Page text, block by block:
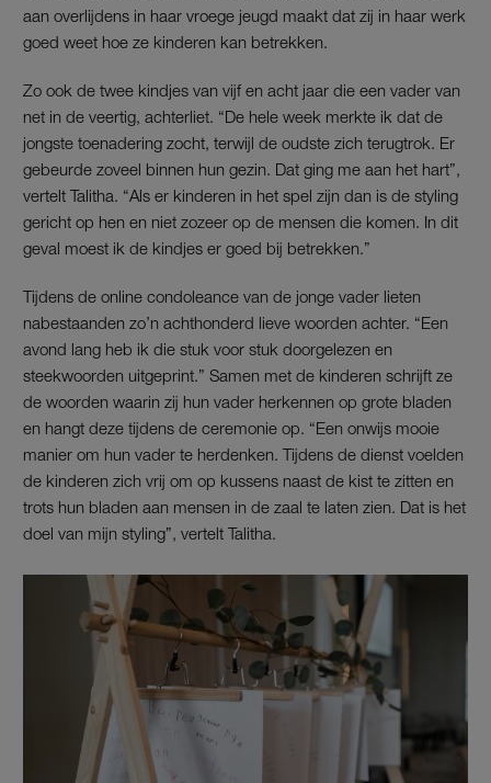
aan overlijdens in haar vroege jeugd maakt dat zij in haar werk
goed weet hoe ze kinderen kan betrekken.
Zo ook de twee kindjes van vijf en acht jaar die een vader van
net in de veertig, achterliet. “De hele week merkte ik dat de
jongste toenadering zocht, terwijl de oudste zich terugtrok. Er
gebeurde zoveel binnen hun gezin. Dat ging me aan het hart”,
vertelt Talitha. “Als er kinderen in het spel zijn dan is de styling
gericht op hen en niet zozeer op de mensen die komen. In dit
geval moest ik de kindjes er goed bij betrekken.”
Tijdens de online condoleance van de jonge vader lieten
nabestaanden zo’n achthonderd lieve woorden achter. “Een
avond lang heb ik die stuk voor stuk doorgelezen en
steekwoorden uitgeprint.” Samen met de kinderen schrijft ze
de woorden waarin zij hun vader herkennen op grote bladen
en hangt deze tijdens de ceremonie op. “Een onwijs mooie
manier om hun vader te herdenken. Tijdens de dienst voelden
de kinderen zich vrij om op kussens naast de kist te zitten en
trots hun bladen aan mensen in de zaal te laten zien. Dat is het
doel van mijn styling”, vertelt Talitha.